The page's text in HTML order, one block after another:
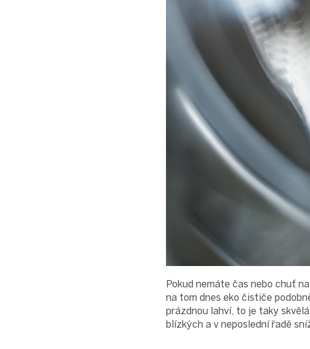
Pokud nemáte čas nebo chuť
na tom dnes eko čističe
prázdnou lahví, to je taky
blízkých a v neposlední řadě